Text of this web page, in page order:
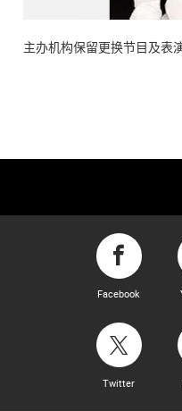
主办机构保留更换节目及表
Facebook
Twitter